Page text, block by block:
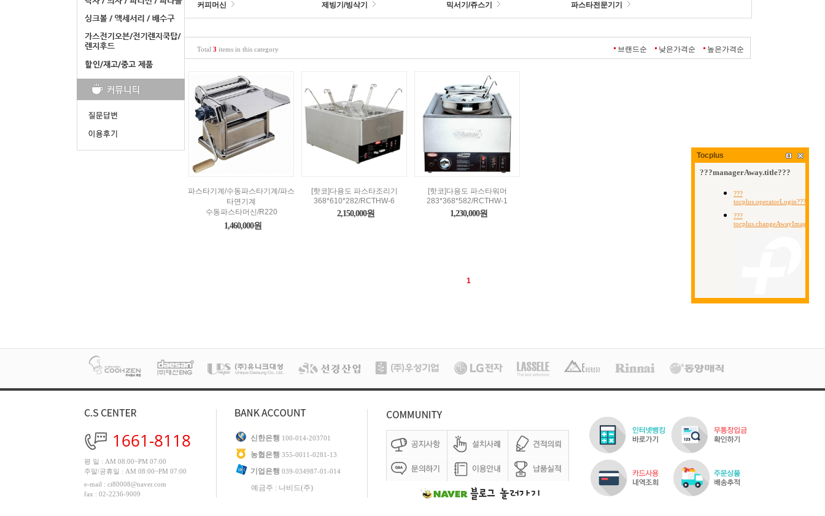
커피머신 제빙기/빙삭기 믹서기/쥬스기 파스타전문기기
Total 3 items in this category 브랜드순 낮은가격순 높은가격순
파스타기계/수동파스타기계/파스
타면기계
수동파스타머신/R220
1,460,000원
[핫코]다용도 파스타조리기
368*610*282/RCTHW-6
2,150,000원
[핫코]다용도 파스타워머
283*368*582/RCTHW-1
1,230,000원
1
1661-8118
평 일 : AM 08:00~PM 07:00
주말/공휴일 : AM 08:00~PM 07:00
e-mail : ci80008@naver.com
fax : 02-2236-9009
신한은행 100-014-203701
농협은행 355-0011-0281-13
기업은행 039-034987-01-014
예금주 : 나비드(주)
Tocplus